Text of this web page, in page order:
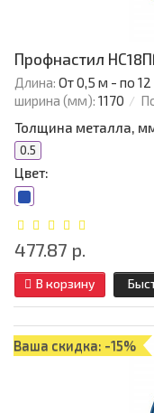
Профнастил
Длина: От 0,5 м - по
ширина (мм): 1170
Толщина металла,
0.5
Цвет:
477.87 р.
В корзину
Ваша скидка: -15%